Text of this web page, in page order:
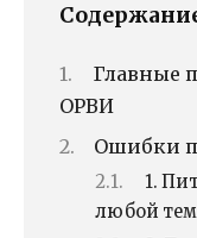
Главные
ОРВИ
Ошибки
1.
любой